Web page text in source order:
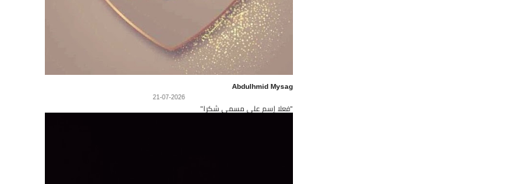
Abdulhmid Mysag
21-07-2026
"فعلا إسم على مسمى شكرا"